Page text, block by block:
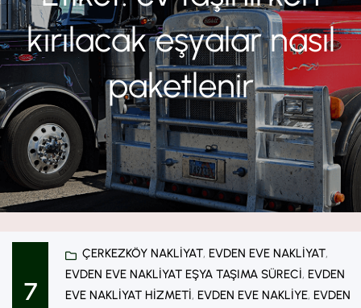
kırılacak eşyalar nasıl
paketlenir
7
ÇERKEZKÖY NAKLIYAT, EVDEN EVE NAKLIYAT
EVDEN EVE NAKLIYAT EŞYA TAŞIMA SÜRECI, EVDEN
EVE NAKLIYAT HIZMETI, EVDEN EVE NAKLIYE, EVDEN